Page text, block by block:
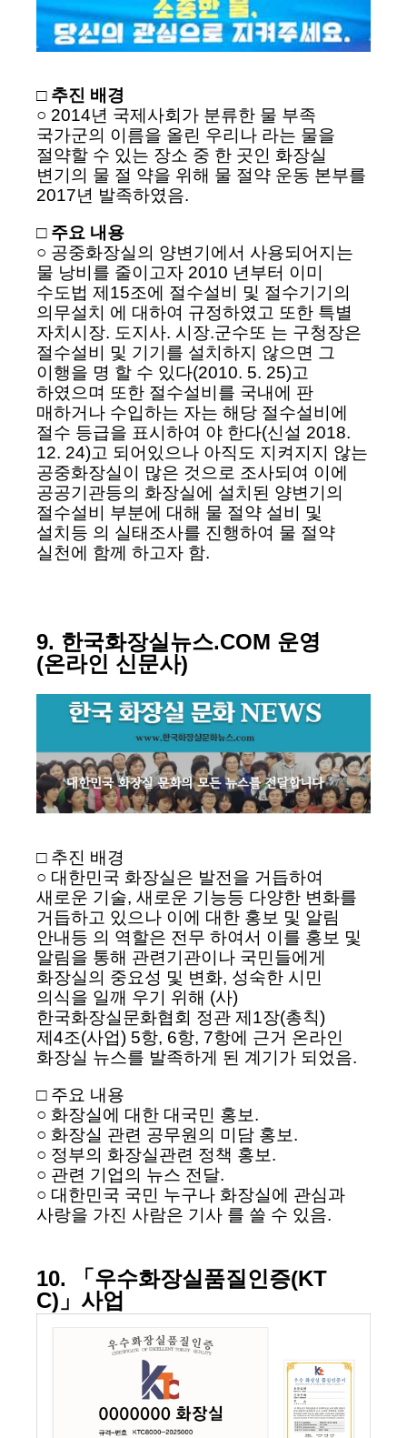
□ 추진 배경
○ 2014년 국제사회가 분류한 물 부족
국가군의 이름을 올린 우리나 라는 물을
절약할 수 있는 장소 중 한 곳인 화장실
변기의 물 절 약을 위해 물 절약 운동 본부를
2017년 발족하였음.
□ 주요 내용
○ 공중화장실의 양변기에서 사용되어지는
물 낭비를 줄이고자 2010 년부터 이미
수도법 제15조에 절수설비 및 절수기기의
의무설치 에 대하여 규정하였고 또한 특별
자치시장. 도지사. 시장.군수또 는 구청장은
절수설비 및 기기를 설치하지 않으면 그
이행을 명 할 수 있다(2010. 5. 25)고
하였으며 또한 절수설비를 국내에 판
매하거나 수입하는 자는 해당 절수설비에
절수 등급을 표시하여 야 한다(신설 2018.
12. 24)고 되어있으나 아직도 지켜지지 않는
공중화장실이 많은 것으로 조사되여 이에
공공기관등의 화장실에 설치된 양변기의
절수설비 부분에 대해 물 절약 설비 및
설치등 의 실태조사를 진행하여 물 절약
실천에 함께 하고자 함.
9. 한국화장실뉴스.COM 운영
(온라인 신문사)
□ 추진 배경
○ 대한민국 화장실은 발전을 거듭하여
새로운 기술, 새로운 기능등 다양한 변화를
거듭하고 있으나 이에 대한 홍보 및 알림
안내등 의 역할은 전무 하여서 이를 홍보 및
알림을 통해 관련기관이나 국민들에게
화장실의 중요성 및 변화, 성숙한 시민
의식을 일깨 우기 위해 (사)
한국화장실문화협회 정관 제1장(총칙)
제4조(사업) 5항, 6항, 7항에 근거 온라인
화장실 뉴스를 발족하게 된 계기가 되었음.
□ 주요 내용
○ 화장실에 대한 대국민 홍보.
○ 화장실 관련 공무원의 미담 홍보.
○ 정부의 화장실관련 정책 홍보.
○ 관련 기업의 뉴스 전달.
○ 대한민국 국민 누구나 화장실에 관심과
사랑을 가진 사람은 기사 를 쓸 수 있음.
10. 「우수화장실품질인증(KT
C)」사업